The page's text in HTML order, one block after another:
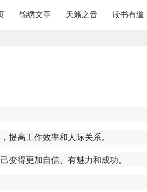
锦绣文章 天籁之音 读书有道
提高工作效率和人际关系。
变得更加自信、有魅力和成功。